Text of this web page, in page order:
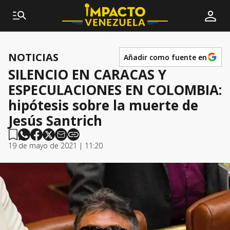
NOTICIAS Añadir como fuente en
SILENCIO EN CARACAS Y
ESPECULACIONES EN COLOMBIA:
hipótesis sobre la muerte de
Jesús Santrich
19 de mayo de 2021 | 11:20